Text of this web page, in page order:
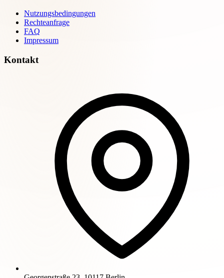
Nutzungsbedingungen
Rechteanfrage
FAQ
Impressum
Kontakt